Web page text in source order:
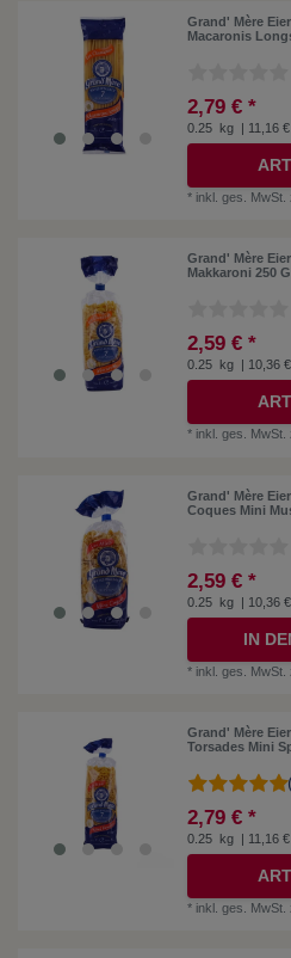
Grand' Mère
Macaronis
2,79 € *
0.25 kg | 11,16
* inkl. ges. MwSt.
Grand' Mère
Makkaroni 250
2,59 € *
0.25 kg | 10,36
* inkl. ges. MwSt.
Grand' Mère
Coques Mini
2,59 € *
0.25 kg | 10,36
IN
* inkl. ges. MwSt.
Grand' Mère
Torsades Mini
2,79 € *
0.25 kg | 11,16
* inkl. ges. MwSt.